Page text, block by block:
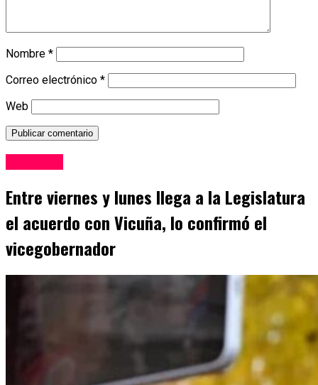
Nombre *
Correo electrónico *
Web
Entre viernes y lunes llega a la Legislatura
el acuerdo con Vicuña, lo confirmó el
vicegobernador